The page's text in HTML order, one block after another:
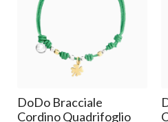
DoDo Bracciale
Cordino Quadrifoglio